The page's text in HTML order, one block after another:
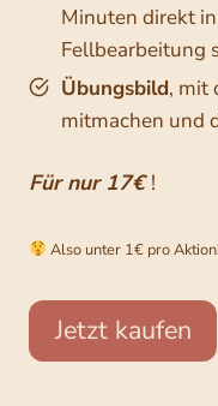
Minuten direkt
Fellbearbeitung
Übungsbild, mit
mitmachen und
Für nur 17€!
Also unter 1€ pro Aktion!
Jetzt kaufen